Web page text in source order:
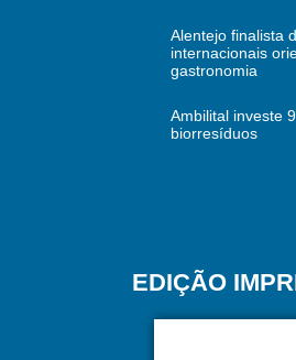
Alentejo finalista
internacionais
gastronomia
Ambilital investe
biorresíduos
EDIÇÃO